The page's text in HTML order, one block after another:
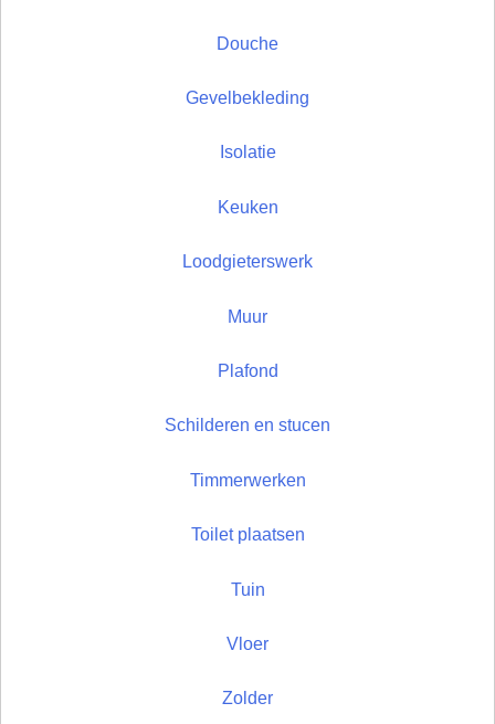
Douche
Gevelbekleding
Isolatie
Keuken
Loodgieterswerk
Muur
Plafond
Schilderen en stucen
Timmerwerken
Toilet plaatsen
Tuin
Vloer
Zolder